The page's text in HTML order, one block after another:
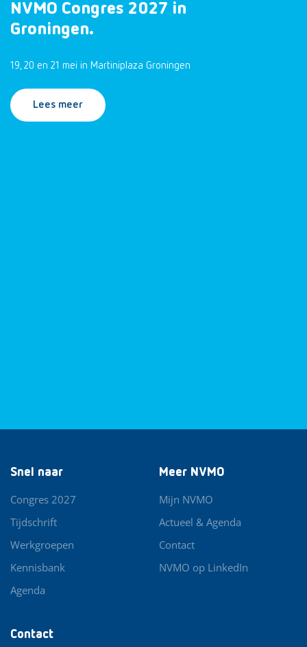
NVMO Congres 2027 in
Groningen.
19, 20 en 21 mei in Martiniplaza Groningen
Lees meer
Contact
Snel naar
Congres 2027
Tijdschrift
Werkgroepen
Kennisbank
Agenda
Meer NVMO
Mijn NVMO
Actueel & Agenda
Contact
NVMO op LinkedIn